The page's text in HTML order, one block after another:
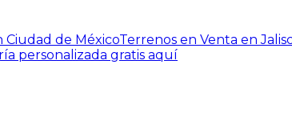
Ciudad de MéxicoTerrenos en Venta en
personalizada gratis aquí